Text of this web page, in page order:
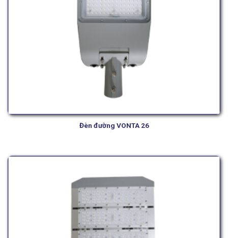
Đèn đường VONTA 26